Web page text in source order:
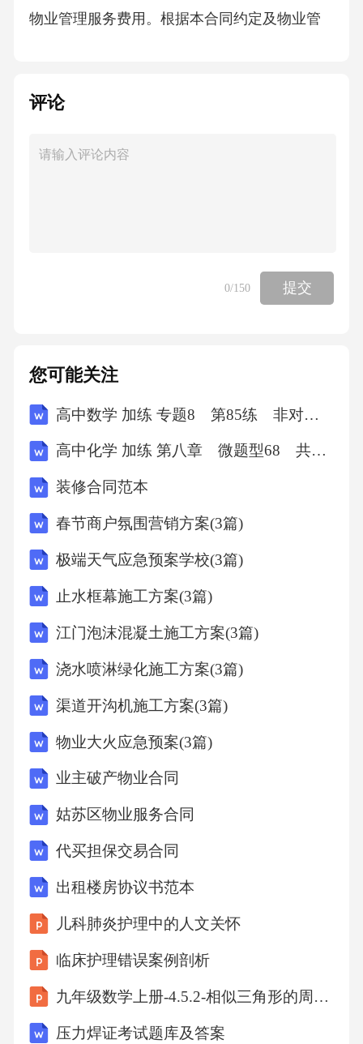
物业管理服务费用。根据本合同约定及物业管
协助提供物业管理服务所需的相关资料和信
本合同约定的行为，有权采取相应措施予以制
定，不得擅自改变物业用途或从事损害甲方利
益的行为。定期向甲方报告物业管理服务工作
资料，不得泄露或擅自使用。加强对物业区域
内设施设备、环境卫生、安全保卫等方面的管
理，确保物业区域的正常运营和安全。建立健
的各项情况。五、物业管理服务费用及支付方
式（一）费用标准甲方应向乙方支付的物业管
理服务费用为每月人民币[X]元（大写：[大写金
额]）。该费用标准涵盖了本合同约定的各项服
同约定范围的服务所产生的额外费用。（二）
支付方式甲方应在每月[支付日期]前，将当月物
业管理服务费用支付至乙方指定的银行账户。
乙方应在收到款项后[开票期限]内，向甲方开具
合法有效的发票。（三）费用调整在合同履行
期间，如因物价上涨、政策调整、服务内容增
加等原因导致乙方物业管理服务成本显著增
加，乙方有权提出费用调整申请。乙方应提前
因、幅度及依据。甲方应在收到通知后的[协商
期限]内与乙方进行协商，如双方达成一致意
见，则按照新的费用标准执行；如协商不成，
可按照本合同约定的争议解决方式处理。六、
违约责任1.若甲方未按照本合同约定按时足额支
付物业管理服务费用，每逾期一日，应按照未
评论
0/150 提交
您可能关注
高中数学 加练 专题8 第85练 非对称韦达定理
高中化学 加练 第八章 微题型68 共价键极性 分子极性 氢键对物质性质的影响
装修合同范本
春节商户氛围营销方案(3篇)
极端天气应急预案学校(3篇)
止水框幕施工方案(3篇)
江门泡沫混凝土施工方案(3篇)
浇水喷淋绿化施工方案(3篇)
渠道开沟机施工方案(3篇)
物业大火应急预案(3篇)
业主破产物业合同
姑苏区物业服务合同
代买担保交易合同
出租楼房协议书范本
儿科肺炎护理中的人文关怀
临床护理错误案例剖析
九年级数学上册-4.5.2-相似三角形的周长比、面积比课件-(新版)浙教版
压力焊证考试题库及答案